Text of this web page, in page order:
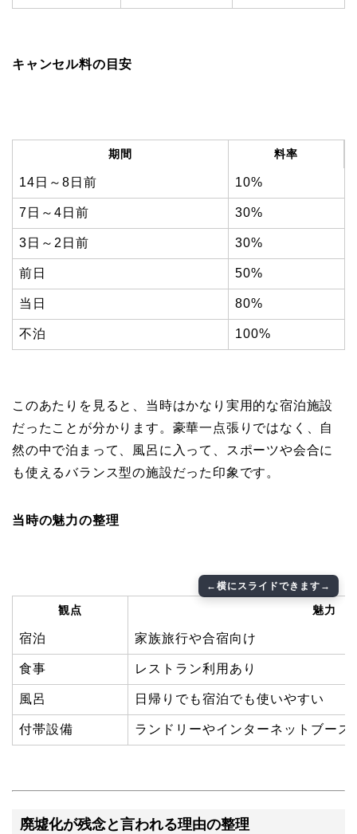
キャンセル料の目安
期間 料率
14日～8日前 10%
7日～4日前 30%
3日～2日前 30%
前日 50%
当日 80%
不泊 100%
このあたりを見ると、当時はかなり実用的な宿泊施設
だったことが分かります。豪華一点張りではなく、自
然の中で泊まって、風呂に入って、スポーツや会合に
も使えるバランス型の施設だった印象です。
当時の魅力の整理
観点 魅力
宿泊 家族旅行や合宿向け
食事 レストラン利用あり
風呂 日帰りでも宿泊でも使いやすい
付帯設備 ランドリーやインターネットブース
廃墟化が残念と言われる理由の整理